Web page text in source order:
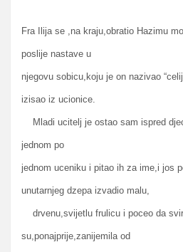
Fra Ilija se ,na kraju,obratio Hazimu
poslije nastave u
njegovu sobicu,koju je on nazivao
izisao iz ucionice.
Mladi ucitelj je ostao sam ispred
jednom po
jednom uceniku i pitao ih za ime,i jos
unutarnjeg dzepa izvadio malu,
drvenu,svijetlu frulicu i poceo da
su,ponajprije,zanijemila od